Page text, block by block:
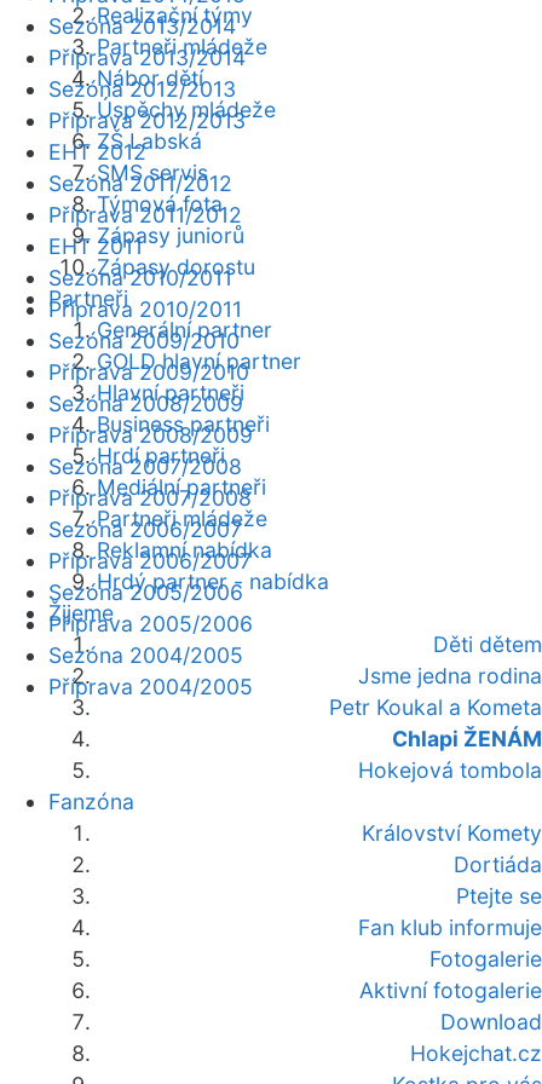
Realizační týmy
Partneři mládeže
Nábor dětí
Úspěchy mládeže
ZŠ Labská
SMS servis
Týmová fota
Zápasy juniorů
Zápasy dorostu
Partneři
Generální partner
GOLD hlavní partner
Hlavní partneři
Business partneři
Hrdí partneři
Mediální partneři
Partneři mládeže
Reklamní nabídka
Hrdý partner - nabídka
Žijeme
Děti dětem
Jsme jedna rodina
Petr Koukal a Kometa
Chlapi ŽENÁM
Hokejová tombola
Fanzóna
Království Komety
Dortiáda
Ptejte se
Fan klub informuje
Fotogalerie
Aktivní fotogalerie
Download
Hokejchat.cz
Sezóna 2013/2014
Příprava 2013/2014
Sezóna 2012/2013
Příprava 2012/2013
EHT 2012
Sezóna 2011/2012
Příprava 2011/2012
EHT 2011
Sezóna 2010/2011
Příprava 2010/2011
Sezóna 2009/2010
Příprava 2009/2010
Sezóna 2008/2009
Příprava 2008/2009
Sezóna 2007/2008
Příprava 2007/2008
Sezóna 2006/2007
Příprava 2006/2007
Sezóna 2005/2006
Příprava 2005/2006
Sezóna 2004/2005
Příprava 2004/2005